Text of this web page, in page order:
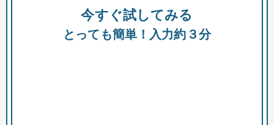
助成金 融資 出資
今すぐ試してみる
とっても簡単！入力約３分